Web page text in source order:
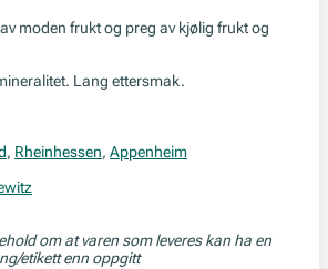
moden frukt og preg av kjølig frukt og
Lang ettersmak.
, Rheinhessen, Appenheim
om at varen som leveres kan ha en
etikett enn oppgitt